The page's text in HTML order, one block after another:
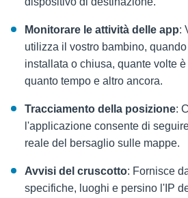
Monitorare le attività delle app:
utilizza il vostro bambino,
installata o chiusa, quante volte
quanto tempo e altro ancora.
Tracciamento della posizione:
l'applicazione consente di
reale del bersaglio sulle mappe.
Avvisi del cruscotto: Fornisce
specifiche, luoghi e persino l'IP